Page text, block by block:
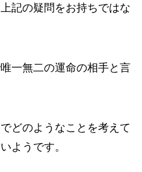
記の疑問をお持ちではな
一無二の運命の相手と言
どのようなことを考えて
ようです。